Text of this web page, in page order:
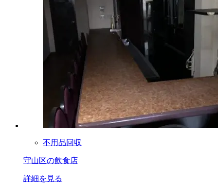
不用品回収
守山区の飲食店
詳細を見る